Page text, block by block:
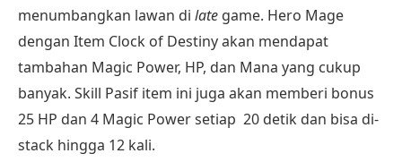
menumbangkan lawan di late game. Hero Mage
dengan Item Clock of Destiny akan mendapat
tambahan Magic Power, HP, dan Mana yang cukup
banyak. Skill Pasif item ini juga akan memberi bonus
25 HP dan 4 Magic Power setiap 20 detik dan bisa di-
stack hingga 12 kali.